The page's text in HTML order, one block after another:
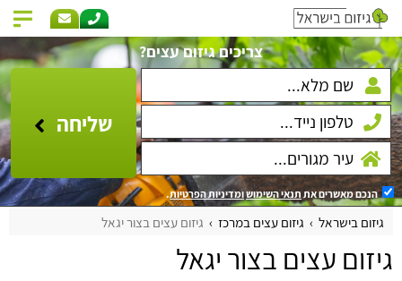
צריכים גיזום עצים?
שליחה
הנכם מאשרים את תנאי השימושומדיניות הפרטיות.
גיזום בישראל גיזום עצים במרכז גיזום עצים בצור יגאל
גיזום עצים בצור יגאל